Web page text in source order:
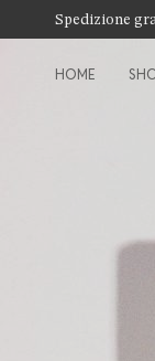
Spedizione
HOME